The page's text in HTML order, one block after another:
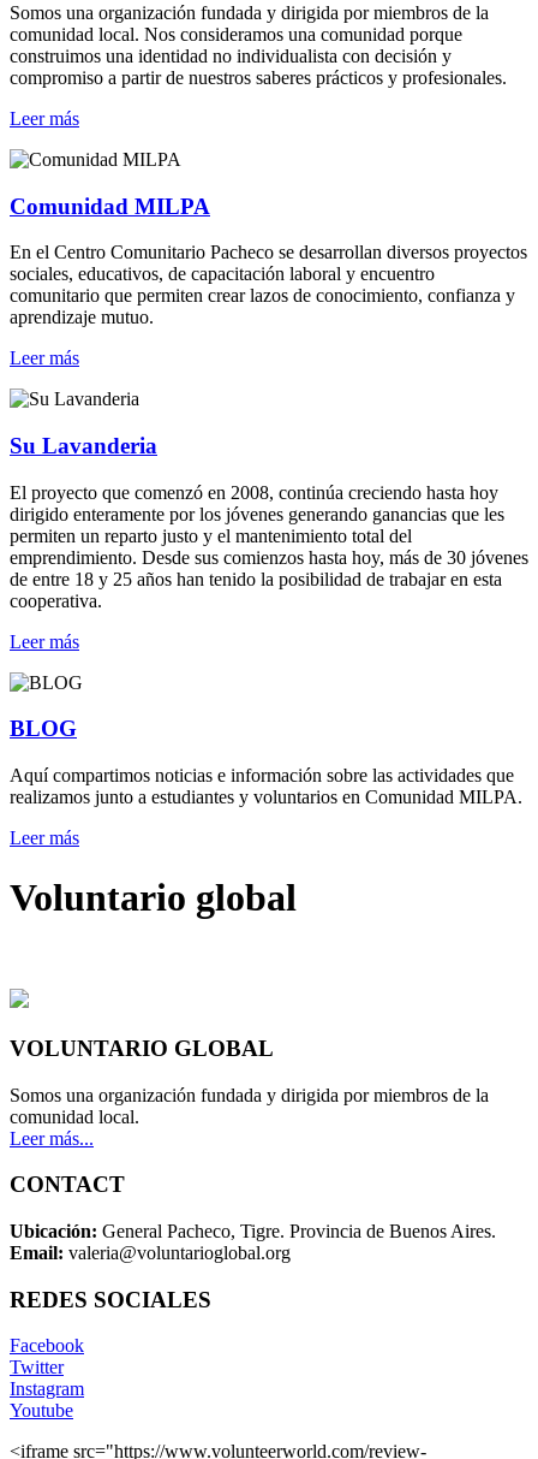
Somos una organización fundada y dirigida por miembros de la
comunidad local. Nos consideramos una comunidad porque
construimos una identidad no individualista con decisión y
compromiso a partir de nuestros saberes prácticos y profesionales.
Leer más
Comunidad MILPA
En el Centro Comunitario Pacheco se desarrollan diversos proyectos
sociales, educativos, de capacitación laboral y encuentro
comunitario que permiten crear lazos de conocimiento, confianza y
aprendizaje mutuo.
Leer más
Su Lavanderia
El proyecto que comenzó en 2008, continúa creciendo hasta hoy
dirigido enteramente por los jóvenes generando ganancias que les
permiten un reparto justo y el mantenimiento total del
emprendimiento. Desde sus comienzos hasta hoy, más de 30 jóvenes
de entre 18 y 25 años han tenido la posibilidad de trabajar en esta
cooperativa.
Leer más
BLOG
Aquí compartimos noticias e información sobre las actividades que
realizamos junto a estudiantes y voluntarios en Comunidad MILPA.
Leer más
Voluntario global
VOLUNTARIO GLOBAL
Somos una organización fundada y dirigida por miembros de la
comunidad local.
Leer más...
CONTACT
Ubicación: General Pacheco, Tigre. Provincia de Buenos Aires.
Email: valeria@voluntarioglobal.org
REDES SOCIALES
Facebook
Twitter
Instagram
Youtube
<iframe src="https://www.volunteerworld.com/review-